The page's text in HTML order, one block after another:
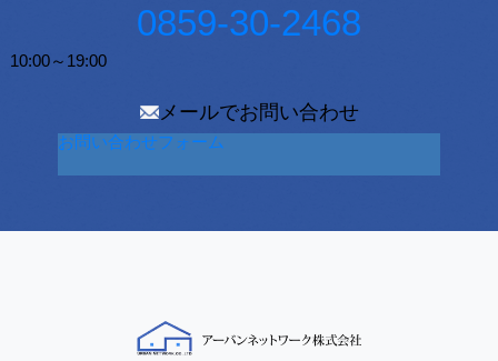
0859-30-2468
10:00～19:00
メールでお問い合わせ
お問い合わせフォーム